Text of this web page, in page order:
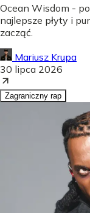
Ocean Wisdom -
najlepsze płyty i
zacząć.
Mariusz Krupa
30 lipca 2026
Zagraniczny rap